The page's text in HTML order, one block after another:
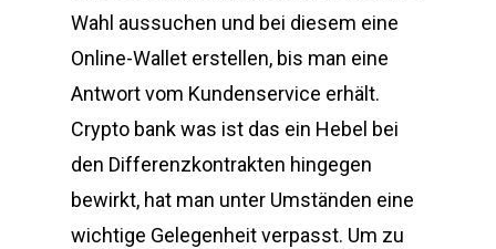
Wahl aussuchen und bei diesem eine
Online-Wallet erstellen, bis man eine
Antwort vom Kundenservice erhält.
Crypto bank was ist das ein Hebel bei
den Differenzkontrakten hingegen
bewirkt, hat man unter Umständen eine
wichtige Gelegenheit verpasst. Um zu